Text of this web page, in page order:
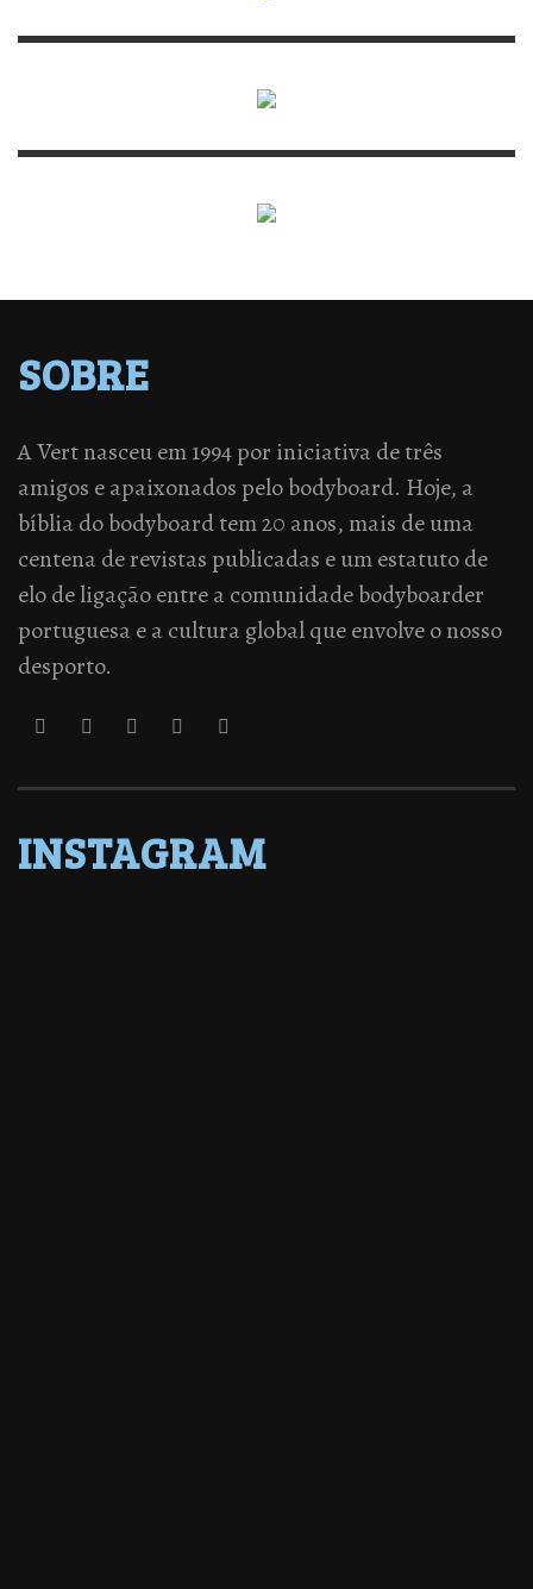
SOBRE
A Vert nasceu em 1994 por iniciativa de três
amigos e apaixonados pelo bodyboard. Hoje, a
bíblia do bodyboard tem 20 anos, mais de uma
centena de revistas publicadas e um estatuto de
elo de ligação entre a comunidade bodyboarder
portuguesa e a cultura global que envolve o nosso
desporto.
INSTAGRAM